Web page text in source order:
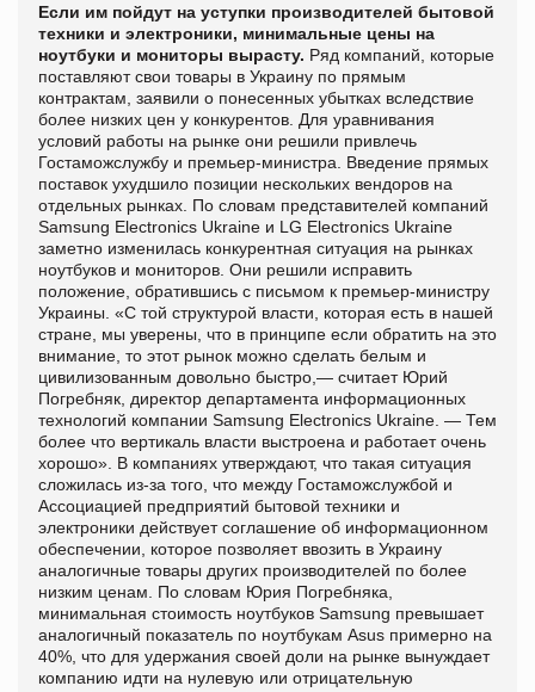
Если им пойдут на уступки производителей бытовой
техники и электроники, минимальные цены на
ноутбуки и мониторы вырасту. Ряд компаний, которые
поставляют свои товары в Украину по прямым
контрактам, заявили о понесенных убытках вследствие
более низких цен у конкурентов. Для уравнивания
условий работы на рынке они решили привлечь
Гостаможслужбу и премьер-министра. Введение прямых
поставок ухудшило позиции нескольких вендоров на
отдельных рынках. По словам представителей компаний
Samsung Electronics Ukraine и LG Electronics Ukraine
заметно изменилась конкурентная ситуация на рынках
ноутбуков и мониторов. Они решили исправить
положение, обратившись с письмом к премьер-министру
Украины. «С той структурой власти, которая есть в нашей
стране, мы уверены, что в принципе если обратить на это
внимание, то этот рынок можно сделать белым и
цивилизованным довольно быстро,— считает Юрий
Погребняк, директор департамента информационных
технологий компании Samsung Electronics Ukraine. — Тем
более что вертикаль власти выстроена и работает очень
хорошо». В компаниях утверждают, что такая ситуация
сложилась из-за того, что между Гостаможслужбой и
Ассоциацией предприятий бытовой техники и
электроники действует соглашение об информационном
обеспечении, которое позволяет ввозить в Украину
аналогичные товары других производителей по более
низким ценам. По словам Юрия Погребняка,
минимальная стоимость ноутбуков Samsung превышает
аналогичный показатель по ноутбукам Asus примерно на
40%, что для удержания своей доли на рынке вынуждает
компанию идти на нулевую или отрицательную